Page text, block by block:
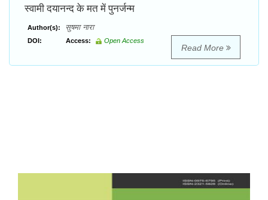
स्वामी दयानन्द के मत में पुनर्जन्म
Author(s): सुषमा नारा
DOI: Access: Open Access
Read More